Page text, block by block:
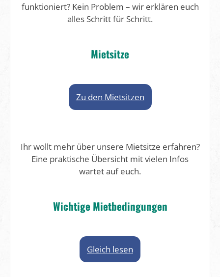
funktioniert? Kein Problem – wir erklären euch
alles Schritt für Schritt.
Mietsitze
Zu den Mietsitzen
Ihr wollt mehr über unsere Mietsitze erfahren?
Eine praktische Übersicht mit vielen Infos
wartet auf euch.
Wichtige Mietbedingungen
Gleich lesen